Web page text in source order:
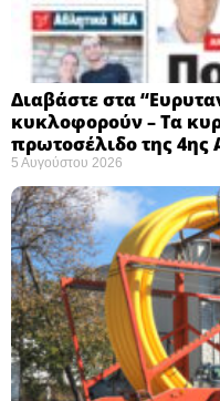
Διαβάστε στα
κυκλοφορούν – Τα
πρωτοσέλιδο της 4ης
5 Αυγούστου 2026